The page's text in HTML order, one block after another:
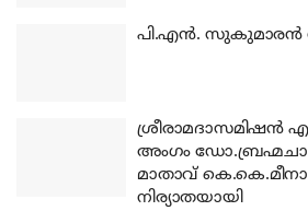
പി.എന്‍. സുകുമാരന്‍
ശ്രീരാമദാസമിഷന്‍
അംഗം
മാതാവ്
നിര്യാതയായി